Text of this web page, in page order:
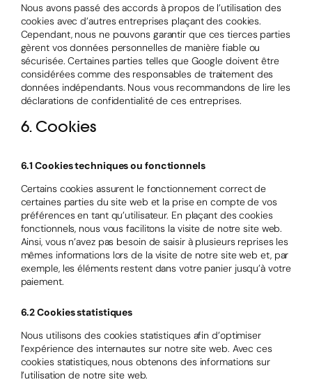
Nous avons passé des accords à propos de l’utilisation des
cookies avec d’autres entreprises plaçant des cookies.
Cependant, nous ne pouvons garantir que ces tierces parties
gèrent vos données personnelles de manière fiable ou
sécurisée. Certaines parties telles que Google doivent être
considérées comme des responsables de traitement des
données indépendants. Nous vous recommandons de lire les
déclarations de confidentialité de ces entreprises.
6. Cookies
6.1 Cookies techniques ou fonctionnels
Certains cookies assurent le fonctionnement correct de
certaines parties du site web et la prise en compte de vos
préférences en tant qu’utilisateur. En plaçant des cookies
fonctionnels, nous vous facilitons la visite de notre site web.
Ainsi, vous n’avez pas besoin de saisir à plusieurs reprises les
mêmes informations lors de la visite de notre site web et, par
exemple, les éléments restent dans votre panier jusqu’à votre
paiement.
6.2 Cookies statistiques
Nous utilisons des cookies statistiques afin d’optimiser
l’expérience des internautes sur notre site web. Avec ces
cookies statistiques, nous obtenons des informations sur
l’utilisation de notre site web.